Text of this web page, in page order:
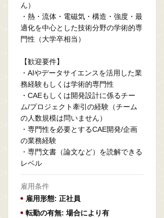
ん）
・熱・流体・電磁気・構造・強度・最
適化を中心とした技術分野の学術的専
門性（大学卒相当）
【歓迎要件】
・AIやデータサイエンスを活用した業
務経験もしくは学術的専門性
・CAEもしくは開発設計に係るチー
ム/プロジェクト牽引の経験（チーム
の人数規模は問いません）
・専門性を必要とするCAE開発/企画
の業務経験
・専門文書（論文など）を読解できる
レベル
雇用条件
雇用形態: 正社員
転勤の有無: 場合により有